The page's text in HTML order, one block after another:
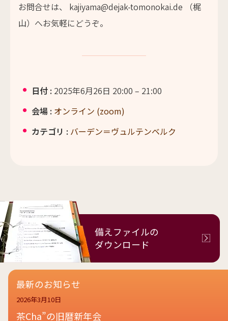
お問合せは、 kajiyama@dejak-tomonokai.de （梶
山）へお気軽にどうぞ。
日付 : 2025年6月26日 20:00 – 21:00
会場 : オンライン (zoom)
カテゴリ : バーデン＝ヴュルテンベルク
備えファイルの
ダウンロード
最新のお知らせ
2026年3月10日
茶Cha”の旧暦新年会